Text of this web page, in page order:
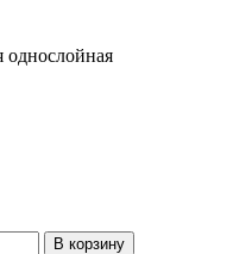
однослойная